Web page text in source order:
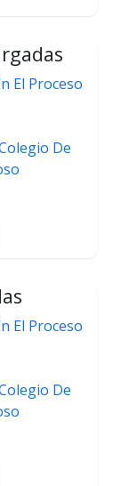
El Proceso
De
El Proceso
De